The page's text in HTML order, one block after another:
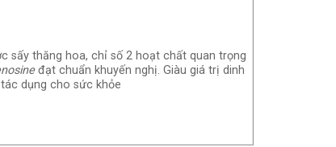
sấy thăng hoa, chỉ số 2 hoạt chất quan trọng
đạt chuẩn khuyến nghị. Giàu giá trị dinh
dụng cho sức khỏe